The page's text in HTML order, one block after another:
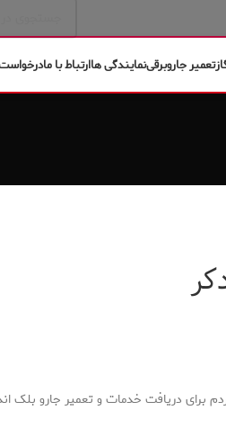
تعمیر جاروبرقینمایندگی هاارتباط با ما
برای دریافت خدمات و تعمیر جارو بلک